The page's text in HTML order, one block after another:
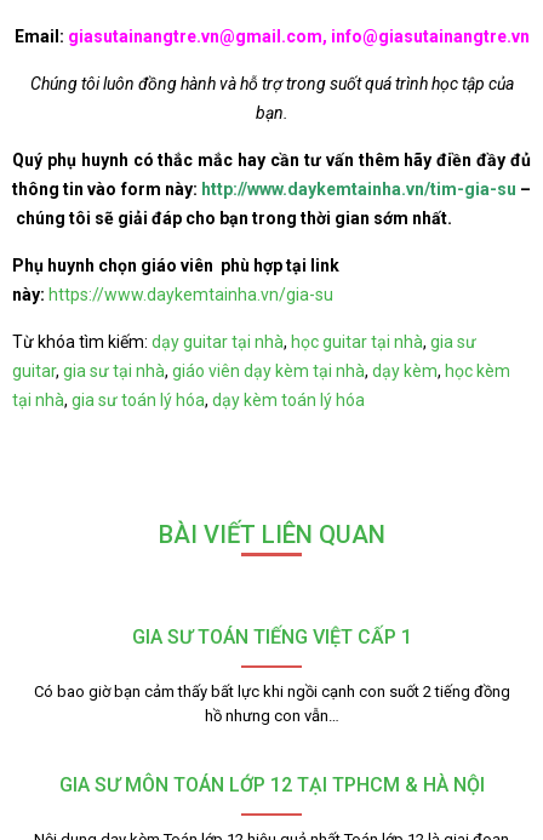
Email: giasutainangtre.vn@gmail.com, info@giasutainangtre.vn
Chúng tôi luôn đồng hành và hỗ trợ trong suốt quá trình học tập của
bạn.
Quý phụ huynh có thắc mắc hay cần tư vấn thêm hãy điền đầy đủ
thông tin vào form này: http://www.daykemtainha.vn/tim-gia-su –
chúng tôi sẽ giải đáp cho bạn trong thời gian sớm nhất.
Phụ huynh chọn giáo viên phù hợp tại link
này: https://www.daykemtainha.vn/gia-su
Từ khóa tìm kiếm: dạy guitar tại nhà, học guitar tại nhà, gia sư
guitar, gia sư tại nhà, giáo viên dạy kèm tại nhà, dạy kèm, học kèm
tại nhà, gia sư toán lý hóa, dạy kèm toán lý hóa
BÀI VIẾT LIÊN QUAN
GIA SƯ TOÁN TIẾNG VIỆT CẤP 1
Có bao giờ bạn cảm thấy bất lực khi ngồi cạnh con suốt 2 tiếng đồng
hồ nhưng con vẫn…
GIA SƯ MÔN TOÁN LỚP 12 TẠI TPHCM & HÀ NỘI